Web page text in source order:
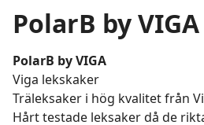
PolarB by VIGA
PolarB by VIGA
Viga lekskaker
Träleksaker i hög kvalitet från
Hårt testade leksaker då de